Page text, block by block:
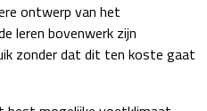
ontwerp van het
leren bovenwerk zijn
zonder dat dit ten koste gaat